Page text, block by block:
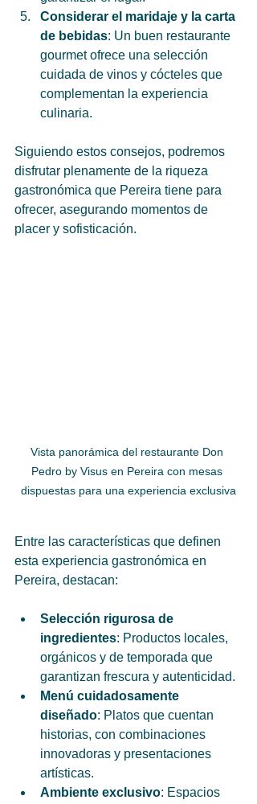
Considerar el maridaje y la carta
de bebidas: Un buen restaurante
gourmet ofrece una selección
cuidada de vinos y cócteles que
complementan la experiencia
culinaria.
Siguiendo estos consejos, podremos
disfrutar plenamente de la riqueza
gastronómica que Pereira tiene para
ofrecer, asegurando momentos de
placer y sofisticación.
Vista panorámica del restaurante Don
Pedro by Visus en Pereira con mesas
dispuestas para una experiencia exclusiva
Entre las características que definen
esta experiencia gastronómica en
Pereira, destacan:
Selección rigurosa de
ingredientes: Productos locales,
orgánicos y de temporada que
garantizan frescura y autenticidad.
Menú cuidadosamente
diseñado: Platos que cuentan
historias, con combinaciones
innovadoras y presentaciones
artísticas.
Ambiente exclusivo: Espacios